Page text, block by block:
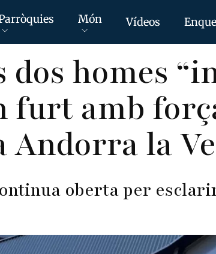
Món Vídeos
homes
furt amb
Andorra la
oberta per